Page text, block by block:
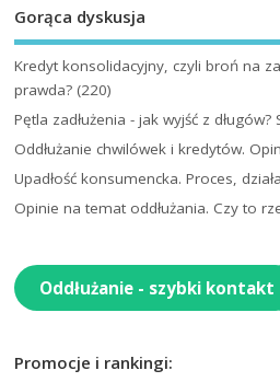
Gorąca dyskusja
Kredyt konsolidacyjny, czyli broń na
prawda? (220)
Pętla zadłużenia - jak wyjść z długów?
Oddłużanie chwilówek i kredytów.
Upadłość konsumencka. Proces,
Opinie na temat oddłużania. Czy to
Oddłużanie - szybki kontakt
Promocje i rankingi: